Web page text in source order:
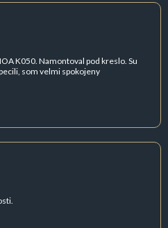
K050. Namontoval pod kreslo. Su
som velmi spokojeny